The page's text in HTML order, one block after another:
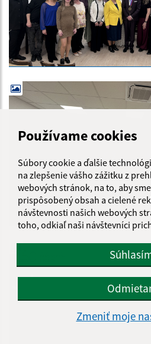
Používame cookies
Súbory cookie a ďalšie
na zlepšenie vášho zážitku z
webových stránok, na to, aby
prispôsobený obsah a cielené
návštevnosti našich webových
toho, odkiaľ naši návštevníci
Zmeniť moje